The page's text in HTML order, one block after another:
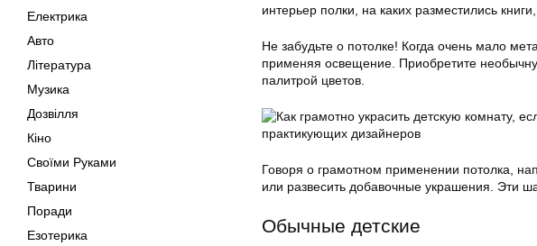
Електрика
Авто
Література
Музика
Дозвілля
Кіно
Своїми Руками
Тварини
Поради
Езотерика
интерьер полки, на каких разместились
Не забудьте о потолке! Когда очень мало
применяя освещение. Приобретите
палитрой цветов.
Говоря о грамотном применении потолка,
или развесить добавочные украшения. Эти
Обычные детские